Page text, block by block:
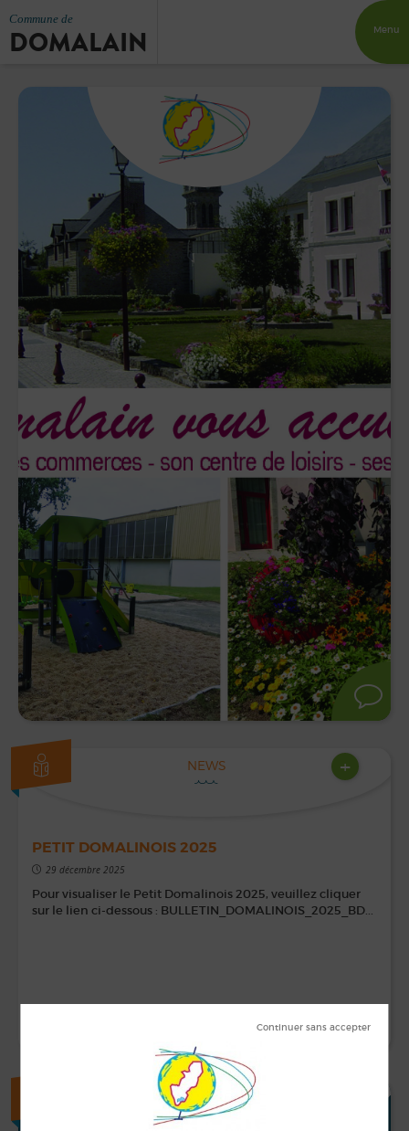
Commune de
DOMALAIN Menu
NEWS +
PETIT DOMALINOIS 2025
29 décembre 2025
Pour visualiser le Petit Domalinois 2025, veuillez cliquer
sur le lien ci-dessous : BULLETIN_DOMALINOIS_2025_BD...
LIRE LA SUITE
AGENDA